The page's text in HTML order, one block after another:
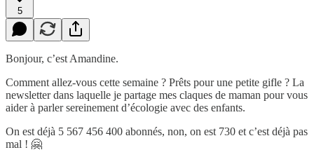
5
Bonjour, c’est Amandine.
Comment allez-vous cette semaine ? Prêts pour une petite gifle ? La
newsletter dans laquelle je partage mes claques de maman pour vous
aider à parler sereinement d’écologie avec des enfants.
On est déjà 5 567 456 400 abonnés, non, on est 730 et c’est déjà pas
mal ! 🤗